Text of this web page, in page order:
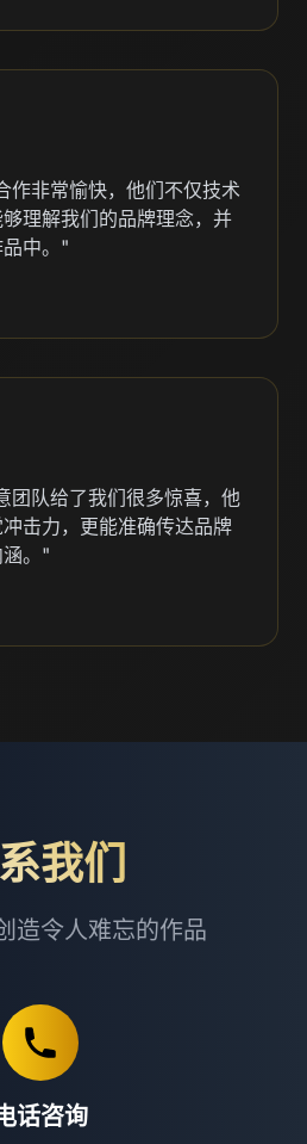
作非常愉快，他们不仅技术
理解我们的品牌理念，并
中。"
团队给了我们很多惊喜，他
击力，更能准确传达品牌
。"
我们
造令人难忘的作品
话咨询